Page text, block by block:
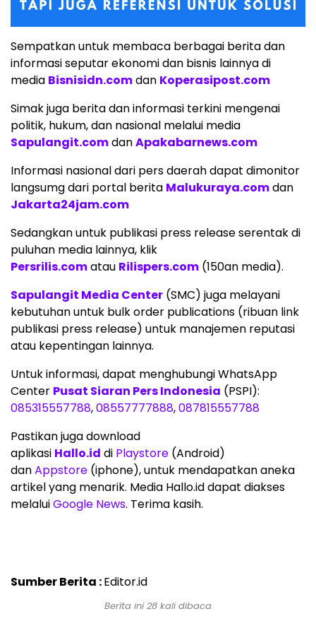
Sempatkan untuk membaca berbagai berita dan
informasi seputar ekonomi dan bisnis lainnya di
media Bisnisidn.comdan Koperasipost.com
Simak juga berita dan informasi terkini mengenai
politik, hukum, dan nasional melalui media
Sapulangit.comdanApakabarnews.com
Informasi nasional dari pers daerah dapat dimonitor
langsumg dari portal berita Malukuraya.comdan
Jakarta24jam.com
Sedangkan untuk publikasi press release serentak di
puluhan media lainnya, klik
Persrilis.comatau Rilispers.com (150an media).
Sapulangit Media Center (SMC) juga melayani
kebutuhan untuk bulk order publications (ribuan link
publikasi press release) untuk manajemen reputasi
atau kepentingan lainnya.
Untuk informasi, dapat menghubungi WhatsApp
Center Pusat Siaran Pers Indonesia (PSPI):
085315557788,08557777888,087815557788
Pastikan juga download
aplikasi Hallo.id di Playstore (Android)
danAppstore (iphone), untuk mendapatkan aneka
artikel yang menarik. Media Hallo.id dapat diakses
melaluiGoogle News. Terima kasih.
Sumber Berita :Editor.id
Berita ini 28 kali dibaca